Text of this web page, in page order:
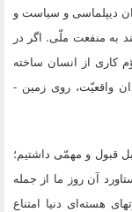
دیپلماسى و سیاست و
به منفعت ملّى. اگر در
کارى از انسان ساخته
واقعیّت، روى زمین -
قبول و مهمّى داشتیم؛
آن روز ما از جمله
هسته‌اى دنیا امتناع